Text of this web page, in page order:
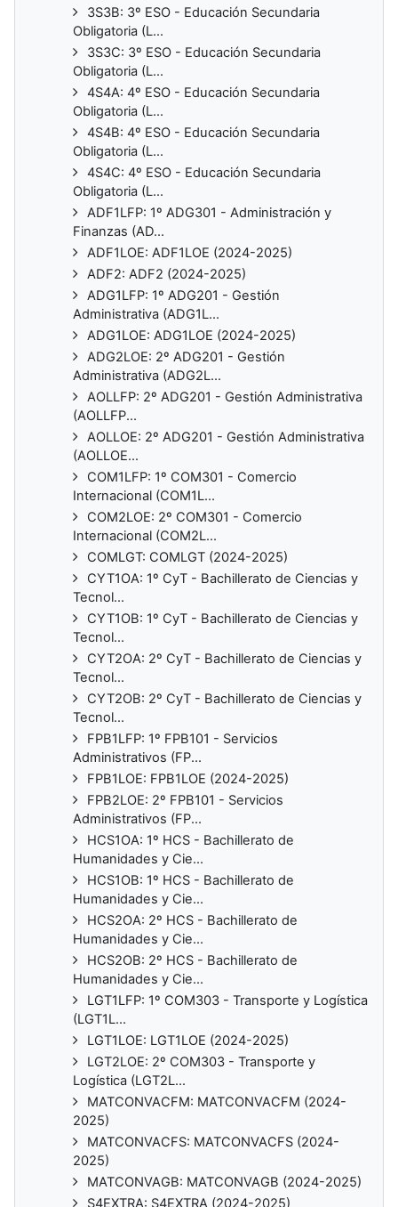
3S3B: 3º ESO - Educación Secundaria
Obligatoria (L...
3S3C: 3º ESO - Educación Secundaria
Obligatoria (L...
4S4A: 4º ESO - Educación Secundaria
Obligatoria (L...
4S4B: 4º ESO - Educación Secundaria
Obligatoria (L...
4S4C: 4º ESO - Educación Secundaria
Obligatoria (L...
ADF1LFP: 1º ADG301 - Administración y
Finanzas (AD...
ADF1LOE: ADF1LOE (2024-2025)
ADF2: ADF2 (2024-2025)
ADG1LFP: 1º ADG201 - Gestión
Administrativa (ADG1L...
ADG1LOE: ADG1LOE (2024-2025)
ADG2LOE: 2º ADG201 - Gestión
Administrativa (ADG2L...
AOLLFP: 2º ADG201 - Gestión Administrativa
(AOLLFP...
AOLLOE: 2º ADG201 - Gestión Administrativa
(AOLLOE...
COM1LFP: 1º COM301 - Comercio
Internacional (COM1L...
COM2LOE: 2º COM301 - Comercio
Internacional (COM2L...
COMLGT: COMLGT (2024-2025)
CYT1OA: 1º CyT - Bachillerato de Ciencias y
Tecnol...
CYT1OB: 1º CyT - Bachillerato de Ciencias y
Tecnol...
CYT2OA: 2º CyT - Bachillerato de Ciencias y
Tecnol...
CYT2OB: 2º CyT - Bachillerato de Ciencias y
Tecnol...
FPB1LFP: 1º FPB101 - Servicios
Administrativos (FP...
FPB1LOE: FPB1LOE (2024-2025)
FPB2LOE: 2º FPB101 - Servicios
Administrativos (FP...
HCS1OA: 1º HCS - Bachillerato de
Humanidades y Cie...
HCS1OB: 1º HCS - Bachillerato de
Humanidades y Cie...
HCS2OA: 2º HCS - Bachillerato de
Humanidades y Cie...
HCS2OB: 2º HCS - Bachillerato de
Humanidades y Cie...
LGT1LFP: 1º COM303 - Transporte y Logística
(LGT1L...
LGT1LOE: LGT1LOE (2024-2025)
LGT2LOE: 2º COM303 - Transporte y
Logística (LGT2L...
MATCONVACFM: MATCONVACFM (2024-
2025)
MATCONVACFS: MATCONVACFS (2024-
2025)
MATCONVAGB: MATCONVAGB (2024-2025)
S4EXTRA: S4EXTRA (2024-2025)